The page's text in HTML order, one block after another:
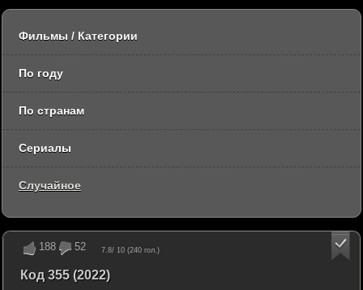
188 52 7.8/ 10 (240 гол.)
Код 355 (2022)
Фильмы / Категории
По году
По странам
Сериалы
Случайное